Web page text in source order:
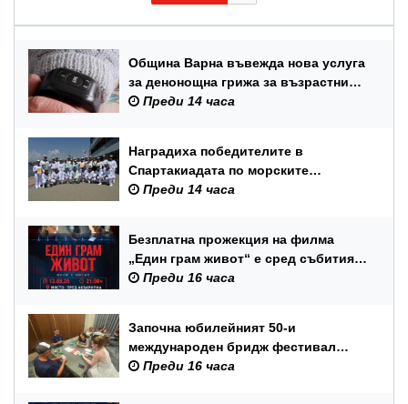
Община Варна въвежда нова услуга
за денонощна грижа за възрастни
хора и лица с трайни увреждания
Преди 14 часа
Наградиха победителите в
Спартакиадата по морските
спортове на Военноморските сили
Преди 14 часа
Безплатна прожекция на филма
„Един грам живот“ е сред събитията
за Международния ден на младежта
Преди 16 часа
Започна юбилейният 50-и
международен бридж фестивал
„Варна“
Преди 16 часа